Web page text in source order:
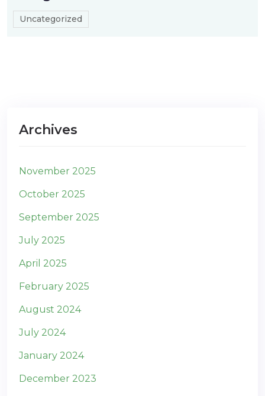
Uncategorized
Archives
November 2025
October 2025
September 2025
July 2025
April 2025
February 2025
August 2024
July 2024
January 2024
December 2023